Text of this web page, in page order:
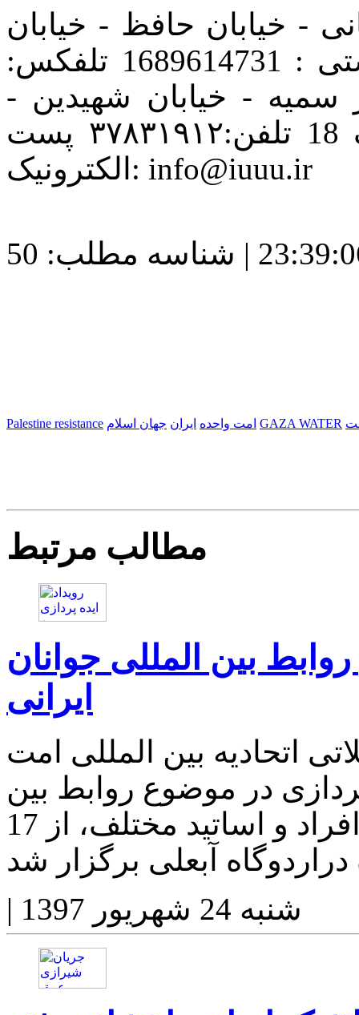
- خیابان حافظ - خیابان
رشت - پلاک 67- طبقه 2 کد پستی : 1689614731 تلفکس:
سمیه - خیابان شهیدین -
جنب مسجد جامع الکلمه - پلاک 18 تلفن:٣٧٨٣١٩١٢ پست
الکترونیک: info@iuuu.ir
| شناسه مطلب: 50
Palestine resistance امت واحده ایران جهان اسلام GAZA WATER
مطالب مرتبط
بین المللی جوانان
ایرانی
اتحادیه بین المللی امت
در موضوع روابط بین
المللی جوانان ایرانی" با حضور افراد و اساتید مختلف، از 17
| شنبه 24 شهریور 1397